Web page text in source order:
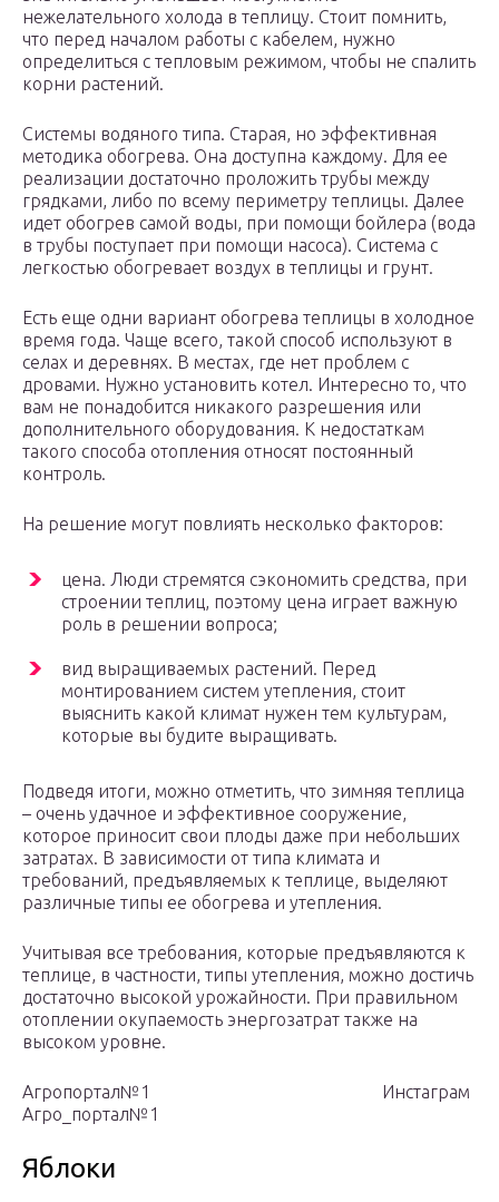
нежелательного холода в теплицу. Стоит помнить,
что перед началом работы с кабелем, нужно
определиться с тепловым режимом, чтобы не спалить
корни растений.
Системы водяного типа. Старая, но эффективная
методика обогрева. Она доступна каждому. Для ее
реализации достаточно проложить трубы между
грядками, либо по всему периметру теплицы. Далее
идет обогрев самой воды, при помощи бойлера (вода
в трубы поступает при помощи насоса). Система с
легкостью обогревает воздух в теплицы и грунт.
Есть еще одни вариант обогрева теплицы в холодное
время года. Чаще всего, такой способ используют в
селах и деревнях. В местах, где нет проблем с
дровами. Нужно установить котел. Интересно то, что
вам не понадобится никакого разрешения или
дополнительного оборудования. К недостаткам
такого способа отопления относят постоянный
контроль.
На решение могут повлиять несколько факторов:
цена. Люди стремятся сэкономить средства, при
строении теплиц, поэтому цена играет важную
роль в решении вопроса;
вид выращиваемых растений. Перед
монтированием систем утепления, стоит
выяснить какой климат нужен тем культурам,
которые вы будите выращивать.
Подведя итоги, можно отметить, что зимняя теплица
– очень удачное и эффективное сооружение,
которое приносит свои плоды даже при небольших
затратах. В зависимости от типа климата и
требований, предъявляемых к теплице, выделяют
различные типы ее обогрева и утепления.
Учитывая все требования, которые предъявляются к
теплице, в частности, типы утепления, можно достичь
достаточно высокой урожайности. При правильном
отоплении окупаемость энергозатрат также на
высоком уровне.
Агропортал№1 Инстаграм
Агро_портал№1
Яблоки